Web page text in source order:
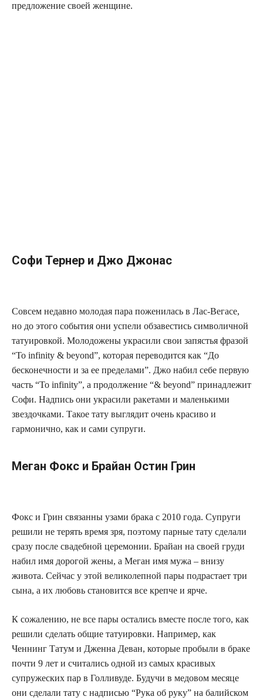
предложение своей женщине.
Софи Тернер и Джо Джонас
Совсем недавно молодая пара поженилась в Лас-Вегасе,
но до этого события они успели обзавестись символичной
татуировкой. Молодожены украсили свои запястья фразой
“To infinity & beyond”, которая переводится как “До
бесконечности и за ее пределами”. Джо набил себе первую
часть “To infinity”, а продолжение “& beyond” принадлежит
Софи. Надпись они украсили ракетами и маленькими
звездочками. Такое тату выглядит очень красиво и
гармонично, как и сами супруги.
Меган Фокс и Брайан Остин Грин
Фокс и Грин связанны узами брака с 2010 года. Супруги
решили не терять время зря, поэтому парные тату сделали
сразу после свадебной церемонии. Брайан на своей груди
набил имя дорогой жены, а Меган имя мужа – внизу
живота. Сейчас у этой великолепной пары подрастает три
сына, а их любовь становится все крепче и ярче.
К сожалению, не все пары остались вместе после того, как
решили сделать общие татуировки. Например, как
Ченнинг Татум и Дженна Деван, которые пробыли в браке
почти 9 лет и считались одной из самых красивых
супружеских пар в Голливуде. Будучи в медовом месяце
они сделали тату с надписью “Рука об руку” на балийском